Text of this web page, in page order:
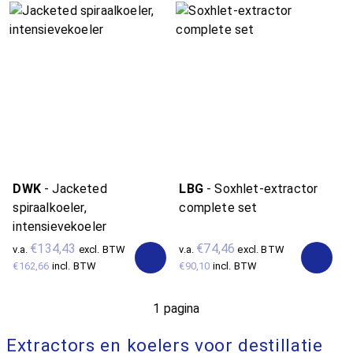
DWK-Jacketed
spiraalkoeler,
intensievekoeler
v.a. €134,43 excl. BTW
€162,66 incl. BTW
LBG-Soxhlet-extractor
complete set
v.a. €74,46 excl. BTW
€90,10 incl. BTW
1 pagina
Extractors en koelers voor destillatie